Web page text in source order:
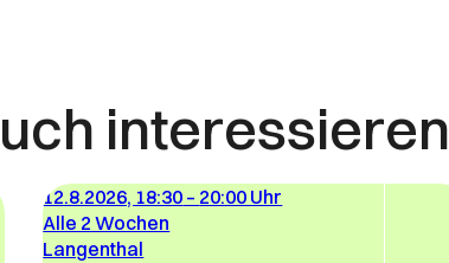
interessieren
12.8.2026, 18:30 – 20:00 Uhr
Alle 2 Wochen
Langenthal